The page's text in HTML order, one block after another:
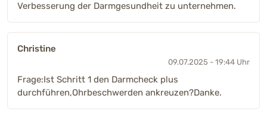
Verbesserung der Darmgesundheit zu unternehmen.
Christine
09.07.2025 - 19:44 Uhr
Frage:Ist Schritt 1 den Darmcheck plus
durchführen,Ohrbeschwerden ankreuzen?Danke.